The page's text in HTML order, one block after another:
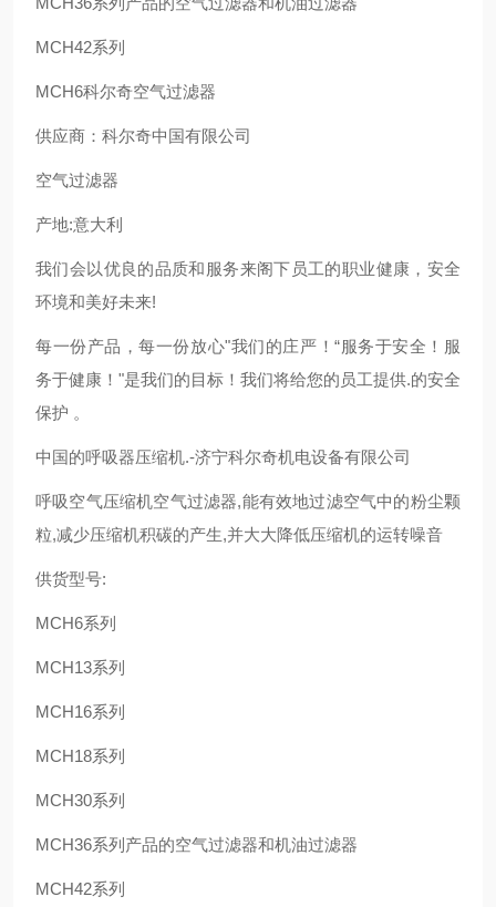
MCH42系列
MCH6科尔奇空气过滤器
供应商：科尔奇中国有限公司
空气过滤器
产地:意大利
我们会以优良的品质和服务来阁下员工的职业健康，安全
环境和美好未来!
每一份产品，每一份放心"我们的庄严！“服务于安全！服
务于健康！"是我们的目标！我们将给您的员工提供.的安全
保护 。
中国的呼吸器压缩机.-济宁科尔奇机电设备有限公司
呼吸空气压缩机空气过滤器,能有效地过滤空气中的粉尘颗
粒,减少压缩机积碳的产生,并大大降低压缩机的运转噪音
供货型号:
MCH6系列
MCH13系列
MCH16系列
MCH18系列
MCH30系列
MCH36系列产品的空气过滤器和机油过滤器
MCH42系列